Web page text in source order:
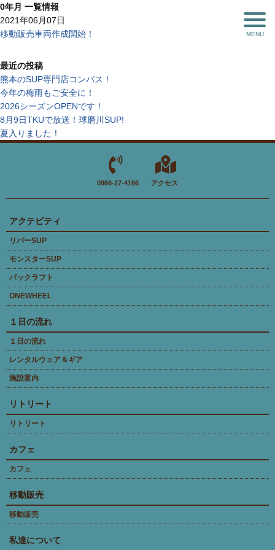
0年月 一覧情報
2021年06月07日
移動販売車両作成開始！
最近の投稿
熊本のSUP専門店コンパス！
今年の梅雨もご安全に！
2026シーズンOPENです！
8月9日TKUで放送！球磨川SUP!
夏入りました！
0966-27-4166 アクセス
アクテビティ
リバーSUP
モンスターSUP
パックラフト
ONEWHEEL
１日の流れ
１日の流れ
レンタルウェア＆ギア
施設案内
リトリート
リトリート
カフェ
カフェ
移動販売
移動販売
私達について